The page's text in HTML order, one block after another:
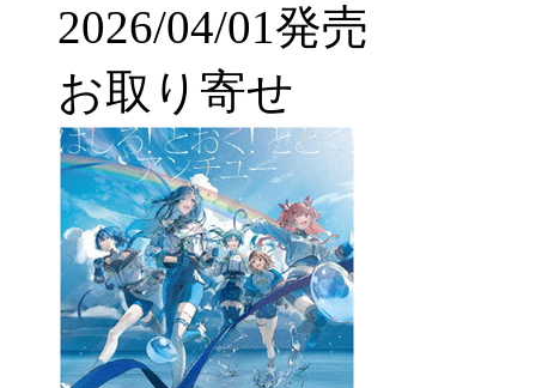
2026/04/01発売
お取り寄せ